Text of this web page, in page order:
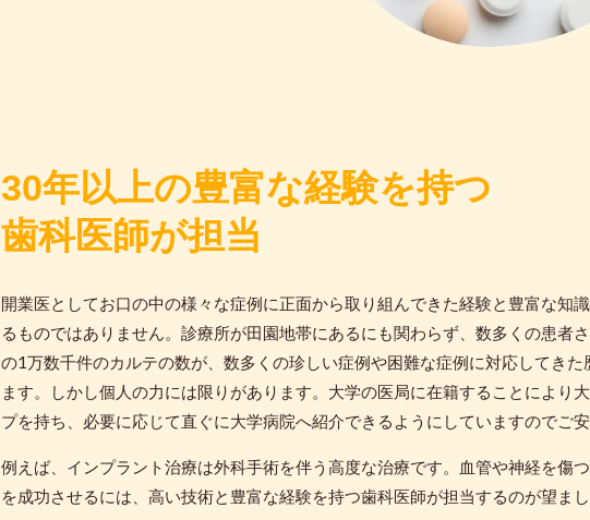
30年以上の豊富な経験を持つ
歯科医師が担当
開業医としてお口の中の様々な症例に正面から取り組んできた経験と豊富な知
るものではありません。診療所が田園地帯にあるにも関わらず、数多くの患者
の1万数千件のカルテの数が、数多くの珍しい症例や困難な症例に対応してきた
ます。しかし個人の力には限りがあります。大学の医局に在籍することにより
プを持ち、必要に応じて直ぐに大学病院へ紹介できるようにしていますのでご安
例えば、インプラント治療は外科手術を伴う高度な治療です。血管や神経を傷
を成功させるには、高い技術と豊富な経験を持つ歯科医師が担当するのが望まし